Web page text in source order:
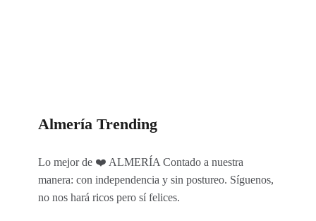
Almería Trending
Lo mejor de ❤️ ALMERÍA Contado a nuestra
manera: con independencia y sin postureo. Síguenos,
no nos hará ricos pero sí felices.